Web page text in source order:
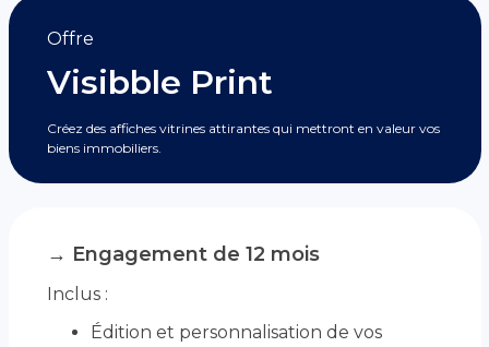
Offre
Visibble Print
Créez des affiches vitrines attirantes qui mettront en valeur vos
biens immobiliers.
→ Engagement de 12 mois
Inclus :
Édition et personnalisation de vos